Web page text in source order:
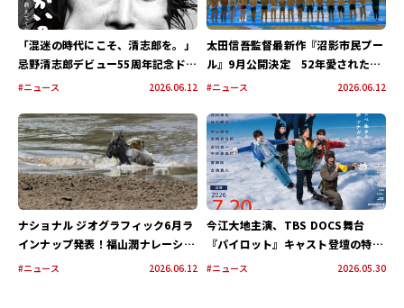
「混迷の時代にこそ、清志郎を。」
忌野清志郎デビュー55周年記念ドキ
ュメンタリー映画『愛し合ってるか
10月2日（金）公開
#ニュース 2026.06.12
太田信吾監督最新作『沼影市民プー
ル』9月公開決定 52年愛された市
民プールの最後の49日間を記録
#ニュース 2026.06.12
ナショナル ジオグラフィック6月ラ
インナップ発表！福山潤ナレーショ
ンのワニ捕食ドキュメンタリーや空
#ニュース 2026.06.12
今江大地主演、TBS DOCS舞台
『パイロット』キャスト登壇の特別
上映会が7月20日に開催決定！生コ
#ニュース 2026.05.30